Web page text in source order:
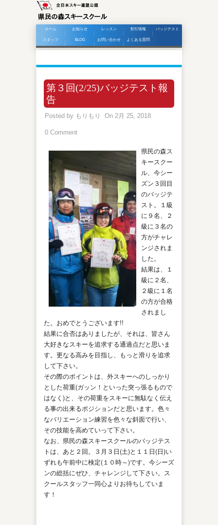
ホーム お知らせ レッスン 割引情報 バッジテスト
スタッフ BLOG お問い合わせ よくある質問
第３回(2/25)バッジテスト報
告
Posted by もりもり On 2月 25, 2018
0 Comment
県民の森ス
キースクー
ル、今シー
ズン３回目
のバッジテ
スト。１級
に９名、２
級に３名の
方がチャレ
ンジされま
した。
結果は、１
級に２名、
２級に１名
の方が合格
されまし
た。おめでとうございます!!
結果に合否はありましたが、それは、皆さん
大好きなスキーを追求する通過点だと思いま
す。更なる高みを目指し、もっと滑りを追求
して下さい。
その際のポイントは、外スキーへのしっかり
とした荷重(ガッン！といった突っ張るもので
はなく)と、その荷重をスキーに無駄なく伝え
る事の出来るポジションだと思います。色々
なバリエーション練習を色々な斜面で行い、
その技能を高めていって下さい。
なお、県民の森スキースクールのバッジテス
トは、あと２回。３月３日(土)と１１日(日)い
ずれも午前中に検定(１０時～)です。今シーズ
ンの総括にぜひ、チャレンジして下さい。ス
クールスタッフ一同心よりお待ちしていま
す！